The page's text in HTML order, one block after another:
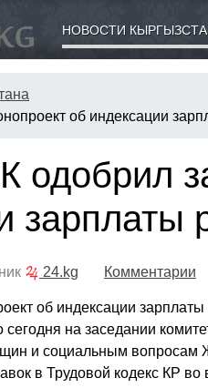
НОВОСТИ
об индексации
одобрил
зарплаты
24.kg Комментарии
об индексации зарплаты
на заседании
и социальным вопросам
в Трудовой кодекс КР во